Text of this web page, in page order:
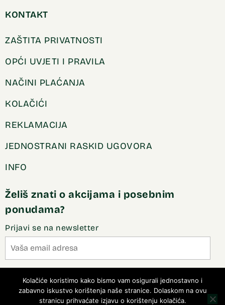
KONTAKT
ZAŠTITA PRIVATNOSTI
OPĆI UVJETI I PRAVILA
NAČINI PLAĆANJA
KOLAČIĆI
REKLAMACIJA
JEDNOSTRANI RASKID UGOVORA
INFO
Želiš znati o akcijama i posebnim
ponudama?
Prijavi se na newsletter
Kolačiće koristimo kako bismo vam osigurali jednostavno i
zabavno iskustvo korištenja naše stranice. Dolaskom na ovu
stranicu prihvaćate izjavu o korištenju kolačića.